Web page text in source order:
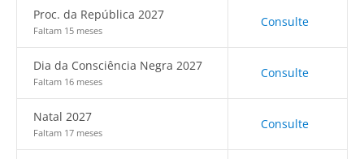
Proc. da República 2027
Faltam 15 meses
Consulte
Dia da Consciência Negra 2027
Faltam 16 meses
Consulte
Natal 2027
Faltam 17 meses
Consulte